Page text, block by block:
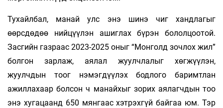
Тухайлбал, манай улс энэ шинэ чиг хандлагыг
өөрсдөдөө нийцүүлэн ашиглах бүрэн бололцоотой.
Засгийн газраас 2023-2025 оныг “Монголд зочлох жил”
болгон зарлаж, аялал жуулчлалыг хөгжүүлэн,
жуулчдын тоог нэмэгдүүлэх бодлого баримтлан
ажиллахаар болсон ч манайхыг зорих аялагчдын тоо
энэ хугацаанд 650 мянгаас хэтрэхгүй байгаа юм. Тэр